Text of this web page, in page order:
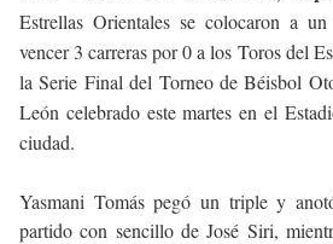
Estrellas Orientales se colocaron a
vencer 3 carreras por 0 a los Toros del
la Serie Final del Torneo de Béisbol
León celebrado este martes en el
ciudad.
Yasmani Tomás pegó un triple y
partido con sencillo de José Siri,